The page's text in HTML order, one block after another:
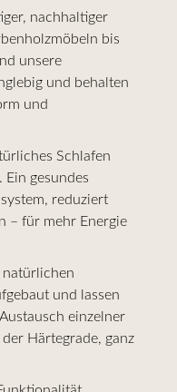
nachhaltiger
bis
unsere
und behalten
und
Schlafen
gesundes
reduziert
– für mehr Energie
natürlichen
und lassen
einzelner
Härtegrade, ganz